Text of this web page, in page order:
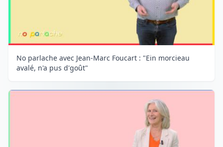
No parlache avec Jean-Marc Foucart : "Ein morcieau
avalé, n'a pus d'goût"